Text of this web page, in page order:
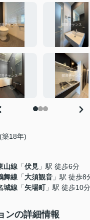
築18年)
山線 「伏見 」駅 徒歩6分
舞線 「大須観音 」駅 徒歩8
城線 「矢場町」駅 徒歩10分
ンの詳細情報